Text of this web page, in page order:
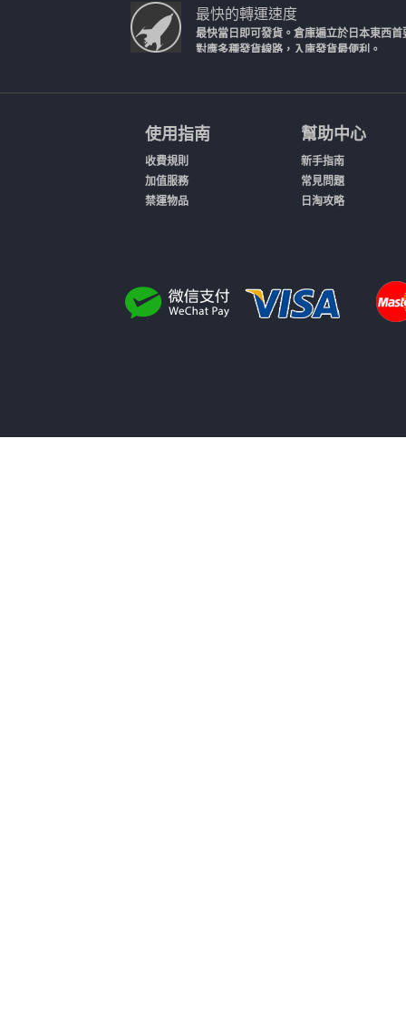
最快的轉運速度
最快當日即可發貨。倉庫遍立於日本東西首
對應多種發貨線路，入庫發貨最便利。
使用指南
收費規則
加值服務
禁運物品
幫助中心
新手指南
常見問題
日淘攻略